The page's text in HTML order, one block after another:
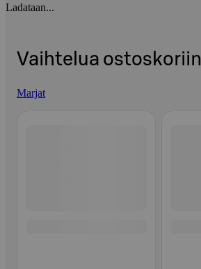
Ladataan...
Vaihtelua ostoskoriin
Marjat